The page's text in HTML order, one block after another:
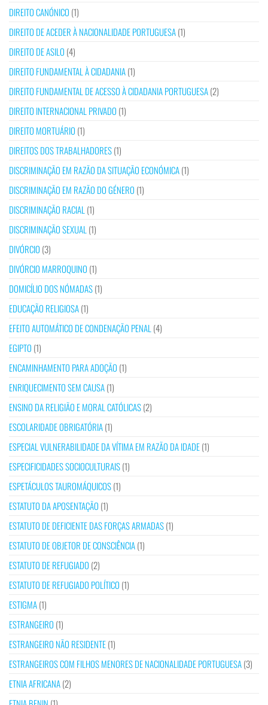
DIREITO CANÓNICO (1)
DIREITO DE ACEDER À NACIONALIDADE PORTUGUESA(1)
DIREITO DE ASILO (4)
DIREITO FUNDAMENTAL À CIDADANIA(1)
DIREITO FUNDAMENTAL DE ACESSO À CIDADANIA PORTUGUESA(2)
DIREITO INTERNACIONAL PRIVADO (1)
DIREITO MORTUÁRIO (1)
DIREITOS DOS TRABALHADORES(1)
DISCRIMINAÇÃO EM RAZÃO DA SITUAÇÃO ECONÓMICA(1)
DISCRIMINAÇÃO EM RAZÃO DO GÉNERO (1)
DISCRIMINAÇÃO RACIAL (1)
DISCRIMINAÇÃO SEXUAL (1)
DIVÓRCIO (3)
DIVÓRCIO MARROQUINO (1)
DOMICÍLIO DOS NÓMADAS(1)
EDUCAÇÃO RELIGIOSA(1)
EFEITO AUTOMÁTICO DE CONDENAÇÃO PENAL (4)
EGIPTO (1)
ENCAMINHAMENTO PARA ADOÇÃO (1)
ENRIQUECIMENTO SEM CAUSA(1)
ENSINO DA RELIGIÃO E MORAL CATÓLICAS(2)
ESCOLARIDADE OBRIGATÓRIA(1)
ESPECIAL VULNERABILIDADE DA VÍTIMA EM RAZÃO DA IDADE(1)
ESPECIFICIDADES SOCIOCULTURAIS(1)
ESPETÁCULOS TAUROMÁQUICOS(1)
ESTATUTO DA APOSENTAÇÃO (1)
ESTATUTO DE DEFICIENTE DAS FORÇAS ARMADAS(1)
ESTATUTO DE OBJETOR DE CONSCIÊNCIA(1)
ESTATUTO DE REFUGIADO (2)
ESTATUTO DE REFUGIADO POLÍTICO (1)
ESTIGMA(1)
ESTRANGEIRO (1)
ESTRANGEIRO NÃO RESIDENTE(1)
ESTRANGEIROS COM FILHOS MENORES DE NACIONALIDADE PORTUGUESA(3)
ETNIA AFRICANA(2)